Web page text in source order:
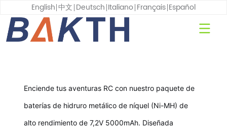
English 中文 Deutsch Italiano Français Español
Enciende tus aventuras RC con nuestro paquete de
baterías de hidruro metálico de níquel (Ni-MH) de
alto rendimiento de 7,2V 5000mAh. Diseñada